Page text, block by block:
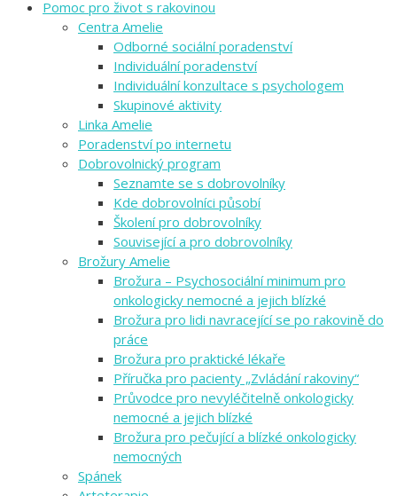
Pomoc pro život s rakovinou
Centra Amelie
Odborné sociální poradenství
Individuální poradenství
Individuální konzultace s psychologem
Skupinové aktivity
Linka Amelie
Poradenství po internetu
Dobrovolnický program
Seznamte se s dobrovolníky
Kde dobrovolníci působí
Školení pro dobrovolníky
Související a pro dobrovolníky
Brožury Amelie
Brožura – Psychosociální minimum pro
onkologicky nemocné a jejich blízké
Brožura pro lidi navracející se po rakovině do
práce
Brožura pro praktické lékaře
Příručka pro pacienty „Zvládání rakoviny“
Průvodce pro nevyléčitelně onkologicky
nemocné a jejich blízké
Brožura pro pečující a blízké onkologicky
nemocných
Spánek